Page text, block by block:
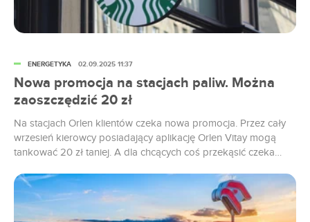
Nowa promocja na stacjach paliw. Można
zaoszczędzić 20 zł
Na stacjach Orlen klientów czeka nowa promocja. Przez cały
wrzesień kierowcy posiadający aplikację Orlen Vitay mogą
tankować 20 zł taniej. A dla chcących coś przekąsić czeka
wykonawczy ds. marketingu komercyjnego Orlen twierdzi, że
wakacyjna promocja po raz kolejny okazała się ogromny
sukcesem. W tym roku liczba wykorzystanych kuponów w...
ENERGETYKA 02.09.2025 11:37